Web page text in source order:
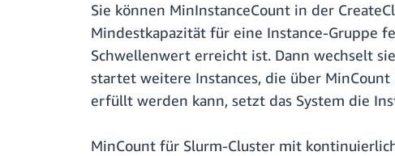
Sie können MinInstanceCount in der
Mindestkapazität für eine Instance-Gruppe
Schwellenwert erreicht ist. Dann wechselt
startet weitere Instances, die über
erfüllt werden kann, setzt das System die
MinCount für Slurm-Cluster mit